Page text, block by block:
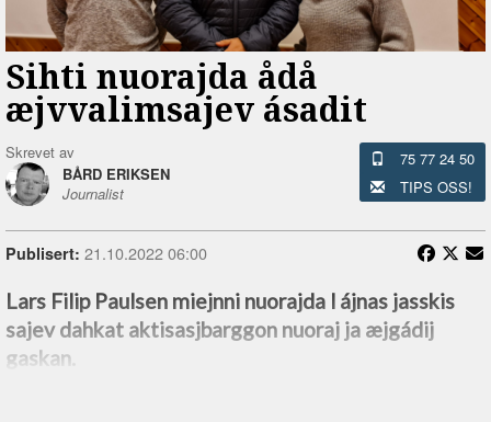
Sihti nuorajda ådå
æjvvalimsajev ásadit
Skrevet av
BÅRD ERIKSEN
Journalist
75 77 24 50
TIPS OSS!
Publisert: 21.10.2022 06:00
Lars Filip Paulsen miejnni nuorajda l ájnas jasskis
sajev dahkat aktisasjbarggon nuoraj ja æjgádij
gaskan.